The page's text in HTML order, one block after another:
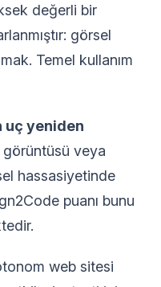
değerli bir
görsel
Temel kullanım
uç yeniden
veya
hassasiyetinde
puanı bunu
web sitesi